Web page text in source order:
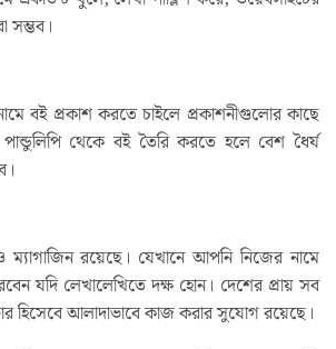
সম্ভব।
বই প্রকাশ করতে চাইলে প্রকাশনীগুলোর কাছে
থেকে বই তৈরি করতে হলে বেশ ধৈর্য
রয়েছে। যেখানে আপনি নিজের নামে
যদি লেখালেখিতে দক্ষ হোন। দেশের প্রায় সব
হিসেবে আলাদাভাবে কাজ করার সুযোগ রয়েছে।